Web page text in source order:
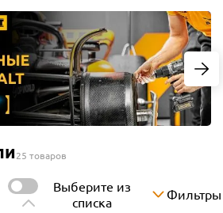
25 товаров
Выберите из
списка
Фильтры